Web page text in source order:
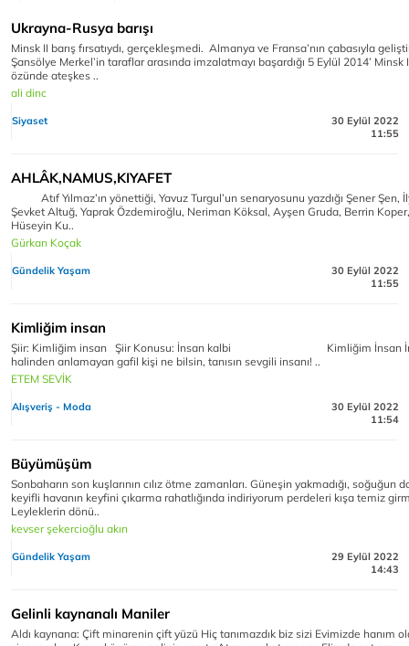
Ukrayna-Rusya barışı
Minsk II barış fırsatıydı, gerçekleşmedi. Almanya ve Fransa’nın çabasıyla
Şansölye Merkel’in taraflar arasında imzalatmayı başardığı 5 Eylül 2014’ Minsk
özünde ateşkes ..
ali dinc
Siyaset
30 Eylül 2022
11:55
AHLÂK,NAMUS,KIYAFET
Atıf Yılmaz’ın yönettiği, Yavuz Turgul’un senaryosunu yazdığı Şener Şen,
Şevket Altuğ, Yaprak Özdemiroğlu, Neriman Köksal, Ayşen Gruda, Berrin
Hüseyin Ku..
Gürkan Koçak
Gündelik Yaşam
30 Eylül 2022
11:55
Kimliğim insan
Şiir: Kimliğim insan Şiir Konusu: İnsan kalbi Kimliğim İnsan
halinden anlamayan gafil kişi ne bilsin, tanısın sevgili insanı! ..
ETEM SEVİK
Alışveriş - Moda
30 Eylül 2022
11:54
Büyümüşüm
Sonbaharın son kuşlarının cılız ötme zamanları. Güneşin yakmadığı, soğuğun
keyifli havanın keyfini çıkarma rahatlığında indiriyorum perdeleri kışa temiz
Leyleklerin dönü..
kevser şekercioğlu akın
Gündelik Yaşam
29 Eylül 2022
14:43
Gelinli kaynanalı Maniler
Aldı kaynana: Çift minarenin çift yüzü Hiç tanımazdık biz sizi Evimizde hanım